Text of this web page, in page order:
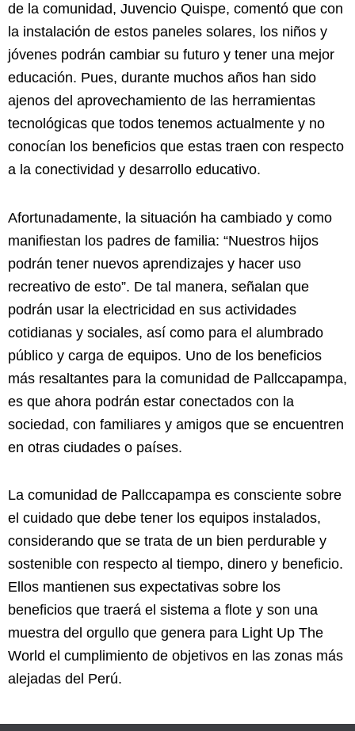
de la comunidad, Juvencio Quispe, comentó que con
la instalación de estos paneles solares, los niños y
jóvenes podrán cambiar su futuro y tener una mejor
educación. Pues, durante muchos años han sido
ajenos del aprovechamiento de las herramientas
tecnológicas que todos tenemos actualmente y no
conocían los beneficios que estas traen con respecto
a la conectividad y desarrollo educativo.
Afortunadamente, la situación ha cambiado y como
manifiestan los padres de familia: “Nuestros hijos
podrán tener nuevos aprendizajes y hacer uso
recreativo de esto”. De tal manera, señalan que
podrán usar la electricidad en sus actividades
cotidianas y sociales, así como para el alumbrado
público y carga de equipos. Uno de los beneficios
más resaltantes para la comunidad de Pallccapampa,
es que ahora podrán estar conectados con la
sociedad, con familiares y amigos que se encuentren
en otras ciudades o países.
La comunidad de Pallccapampa es consciente sobre
el cuidado que debe tener los equipos instalados,
considerando que se trata de un bien perdurable y
sostenible con respecto al tiempo, dinero y beneficio.
Ellos mantienen sus expectativas sobre los
beneficios que traerá el sistema a flote y son una
muestra del orgullo que genera para Light Up The
World el cumplimiento de objetivos en las zonas más
alejadas del Perú.